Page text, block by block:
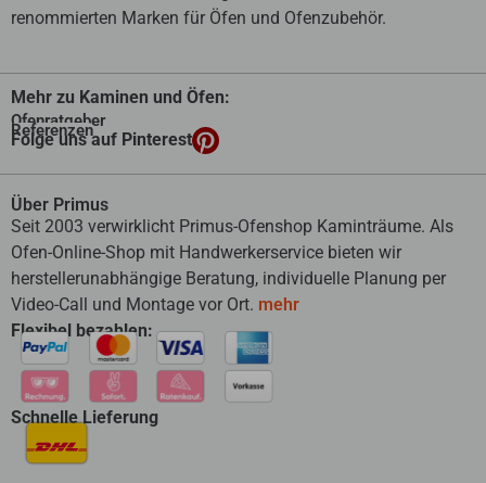
renommierten Marken für Öfen und Ofenzubehör.
Mehr zu Kaminen und Öfen:
Ofenratgeber
Referenzen
Folge uns auf Pinterest
Über Primus
Seit 2003 verwirklicht Primus-Ofenshop Kaminträume. Als
Ofen-Online-Shop mit Handwerkerservice bieten wir
herstellerunabhängige Beratung, individuelle Planung per
Video-Call und Montage vor Ort. mehr
Flexibel bezahlen:
Schnelle Lieferung